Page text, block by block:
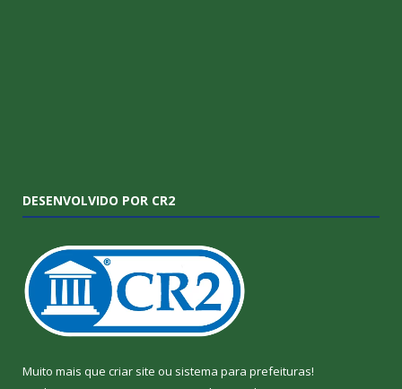
DESENVOLVIDO POR CR2
Muito mais que criar site ou sistema para prefeituras!